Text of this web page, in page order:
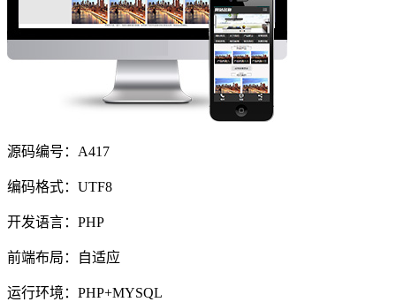
源码编号：A417
编码格式：UTF8
开发语言：PHP
前端布局：自适应
运行环境：PHP+MYSQL